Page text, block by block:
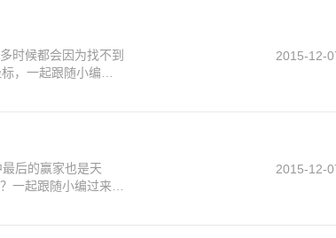
时候都会因为找不到
，一起跟随小编过
2015-12-
后的赢家也是天
一起跟随小编过来看
2015-12-